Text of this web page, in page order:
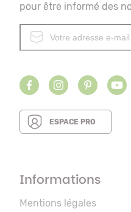
pour être informé des
ESPACE PRO
Informations
Mentions légales